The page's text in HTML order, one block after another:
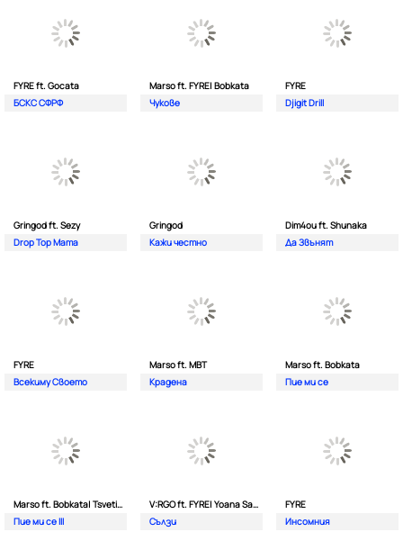
FYRE ft. Gocata
БСКС СФРФ
Marso ft. FYRE| Bobkata
Чукове
FYRE
Djigit Drill
Gringod ft. Sezy
Drop Top Mama
Gringod
Кажи честно
Dim4ou ft. Shunaka
Да Звънят
FYRE
Всекиму Своето
Marso ft. MBT
Крадена
Marso ft. Bobkata
Пие ми се
Marso ft. Bobkata| Tsvetina
Пие ми се III
V:RGO ft. FYRE| Yoana Sashova
Сълзи
FYRE
Инсомния